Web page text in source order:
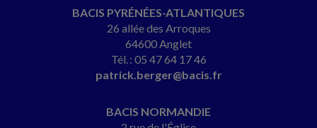
BACIS PYRÉNÉES-ATLANTIQUES
26 allée des Arroques
64600 Anglet
Tél. : 05 47 64 17 46
patrick.berger@bacis.fr
BACIS NORMANDIE